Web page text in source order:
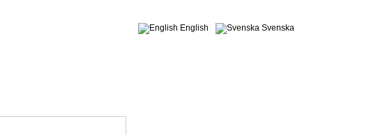
Svenska
English